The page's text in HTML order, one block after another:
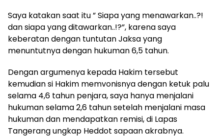
Saya katakan saat itu ” Siapa yang menawarkan..?!
dan siapa yang ditawarkan..!?”, karena saya
keberatan dengan tuntutan Jaksa yang
menuntutnya dengan hukuman 6,5 tahun.
Dengan argumenya kepada Hakim tersebut
kemudian si Hakim memvonisnya dengan ketuk palu
selama 4,6 tahun penjara, saya hanya menjalani
hukuman selama 2,6 tahun setelah menjalani masa
hukuman dan mendapatkan remisi, di Lapas
Tangerang ungkap Heddot sapaan akrabnya.